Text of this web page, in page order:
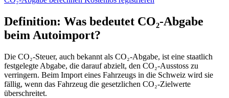
Definition: Was bedeutet CO₂-Abgabe
beim Autoimport?
Die CO₂-Steuer, auch bekannt als CO₂-Abgabe, ist eine staatlich
festgelegte Abgabe, die darauf abzielt, den CO₂-Ausstoss zu
verringern. Beim Import eines Fahrzeugs in die Schweiz wird sie
fällig, wenn das Fahrzeug die gesetzlichen CO₂-Zielwerte
überschreitet.